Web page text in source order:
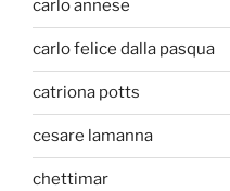
carlo annese
carlo felice dalla pasqua
catriona potts
cesare lamanna
chettimar